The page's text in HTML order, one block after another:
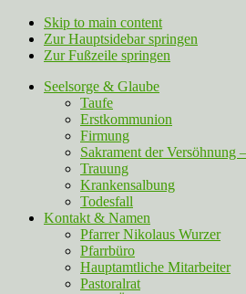
Skip to main content
Zur Hauptsidebar springen
Zur Fußzeile springen
Seelsorge & Glaube
Taufe
Erstkommunion
Firmung
Sakrament der Versöhnung
Trauung
Krankensalbung
Todesfall
Kontakt & Namen
Pfarrer Nikolaus Wurzer
Pfarrbüro
Hauptamtliche Mitarbeiter
Pastoralrat